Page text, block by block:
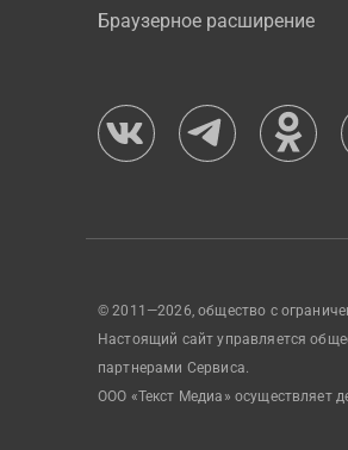
Браузерное расширение
© 2011—2026, общество с
Настоящий сайт управляется
партнерами Сервиса.
ООО «Текст Медиа» осуществляет